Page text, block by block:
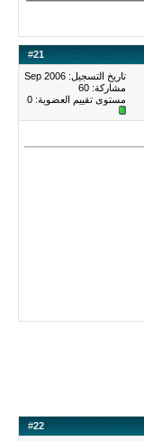
#21
تاريخ التسجيل: Sep 2006
مشاركة: 60
مستوى تقييم العضوية: 0
#22